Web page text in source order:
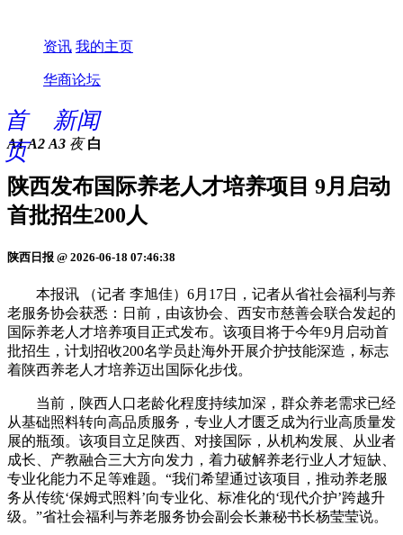
资讯 我的主页
华商论坛
首
页
新闻
A1 A2 A3 夜 白
陕西发布国际养老人才培养项目 9月启动
首批招生200人
陕西日报 @ 2026-06-18 07:46:38
本报讯 （记者 李旭佳）6月17日，记者从省社会福利与养
老服务协会获悉：日前，由该协会、西安市慈善会联合发起的
国际养老人才培养项目正式发布。该项目将于今年9月启动首
批招生，计划招收200名学员赴海外开展介护技能深造，标志
着陕西养老人才培养迈出国际化步伐。
当前，陕西人口老龄化程度持续加深，群众养老需求已经
从基础照料转向高品质服务，专业人才匮乏成为行业高质量发
展的瓶颈。该项目立足陕西、对接国际，从机构发展、从业者
成长、产教融合三大方向发力，着力破解养老行业人才短缺、
专业化能力不足等难题。“我们希望通过该项目，推动养老服
务从传统‘保姆式照料’向专业化、标准化的‘现代介护’跨越升
级。”省社会福利与养老服务协会副会长兼秘书长杨莹莹说。